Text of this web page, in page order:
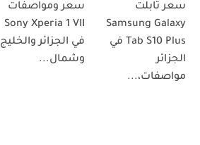
سعر تابلت
Samsung Galaxy
Tab S10 Plus في
الجزائر
مواصفات،...
سعر ومواصفات
Sony Xperia 1 VII
في الجزائر والخليج
وشمال...